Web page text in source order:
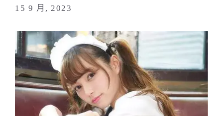
15 9 月, 2023